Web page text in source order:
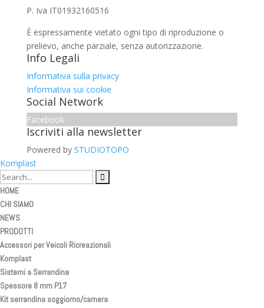
P. Iva IT01932160516
È espressamente vietato ogni tipo di riproduzione o
prelievo, anche parziale, senza autorizzazione.
Info Legali
Informativa sulla privacy
Informativa sui cookie
Social Network
Facebook
Iscriviti alla newsletter
Powered by STUDIOTOPO
Komplast
HOME
CHI SIAMO
NEWS
PRODOTTI
Accessori per Veicoli Ricreazionali
Komplast
Sistemi a Serrandina
Spessore 8 mm P17
Kit serrandina soggiorno/camera